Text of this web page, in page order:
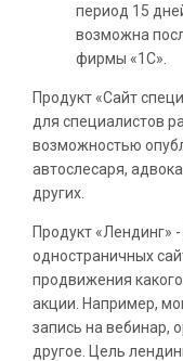
период 15
возможна
фирмы «1С».
Продукт «Сайт
для специалистов
возможностью
автослесаря,
других.
Продукт «Лендинг»
одностраничных
продвижения
акции. Например,
запись на вебинар,
другое. Цель